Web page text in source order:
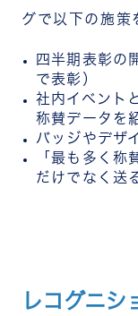
グで以下の施策
四半期表彰の
で表彰）
社内イベント
称賛データを
バッジやデザ
「最も多く称
だけでなく送
レコグニ